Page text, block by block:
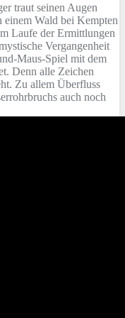
traut seinen Augen
Wald bei Kempten
Laufe der Ermittlungen
Vergangenheit
Maus-Spiel mit dem
Denn alle Zeichen
Zu allem Überfluss
auch noch